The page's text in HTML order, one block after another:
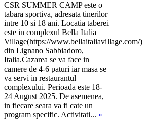
CSR SUMMER CAMP este o
tabara sportiva, adresata tinerilor
intre 10 si 18 ani. Locatia taberei
este in complexul Bella Italia
Village(https://www.bellaitaliavillage.com/)
din Lignano Sabbiadoro,
Italia.Cazarea se va face in
camere de 4-6 paturi iar masa se
va servi in restaurantul
complexului. Perioada este 18-
24 August 2025. De asemenea,
in fiecare seara va fi cate un
program specific. Activitati... »